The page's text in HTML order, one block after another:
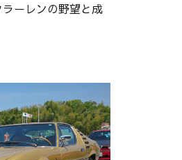
ーレンの野望と成